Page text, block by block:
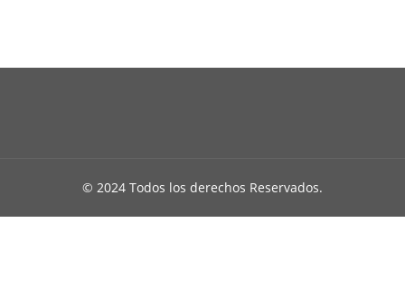
© 2024 Todos los derechos Reservados.